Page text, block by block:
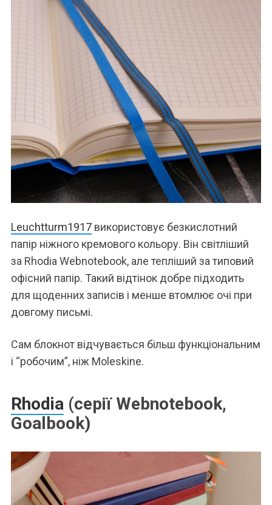
Leuchtturm1917використовує безкислотний
папір ніжного кремового кольору. Він світліший
за Rhodia Webnotebook, але тепліший за типовий
офісний папір. Такий відтінок добре підходить
для щоденних записів і менше втомлює очі при
довгому письмі.
Сам блокнот відчувається більш функціональним
і “робочим”, ніж Moleskine.
Rhodia(серії Webnotebook,
Goalbook)